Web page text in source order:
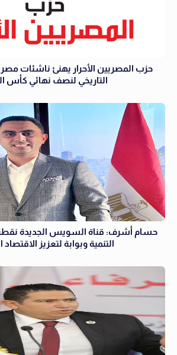
حزب المصريين الأحرار يهنئ ناشئات مصر
التاريخي لنصف نهائي كأس
حسام أشرف: قناة السويس الجديدة
التنمية وبوابة لتعزيز